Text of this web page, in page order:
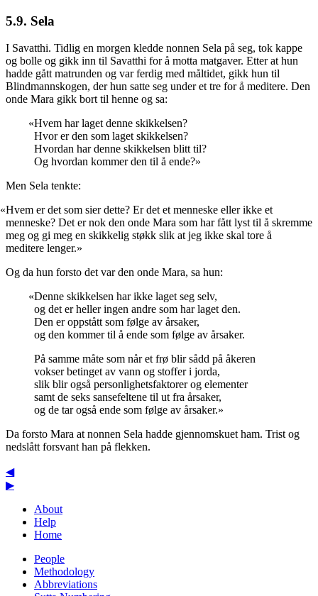
5.9. Sela
I Savatthi. Tidlig en morgen kledde nonnen Sela på seg, tok kappe
og bolle og gikk inn til Savatthi for å motta matgaver. Etter at hun
hadde gått matrunden og var ferdig med måltidet, gikk hun til
Blindmannskogen, der hun satte seg under et tre for å meditere. Den
onde Mara gikk bort til henne og sa:
«Hvem har laget denne skikkelsen?
Hvor er den som laget skikkelsen?
Hvordan har denne skikkelsen blitt til?
Og hvordan kommer den til å ende?»
Men Sela tenkte:
«Hvem er det som sier dette? Er det et menneske eller ikke et
menneske? Det er nok den onde Mara som har fått lyst til å skremme
meg og gi meg en skikkelig støkk slik at jeg ikke skal tore å
meditere lenger.»
Og da hun forsto det var den onde Mara, sa hun:
«Denne skikkelsen har ikke laget seg selv,
og det er heller ingen andre som har laget den.
Den er oppstått som følge av årsaker,
og den kommer til å ende som følge av årsaker.
På samme måte som når et frø blir sådd på åkeren
vokser betinget av vann og stoffer i jorda,
slik blir også personlighetsfaktorer og elementer
samt de seks sansefeltene til ut fra årsaker,
og de tar også ende som følge av årsaker.»
Da forsto Mara at nonnen Sela hadde gjennomskuet ham. Trist og
nedslått forsvant han på flekken.
◀
▶
About
Help
Home
People
Methodology
Abbreviations